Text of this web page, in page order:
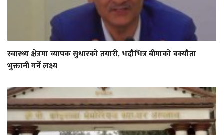
स्वास्थ्य क्षेत्रमा व्यापक सुधारको तयारी, भदौभित्र बीमाको बक्यौता
भुक्तानी गर्ने लक्ष्य